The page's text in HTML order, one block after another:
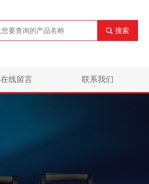
搜索
在线留言 联系我们